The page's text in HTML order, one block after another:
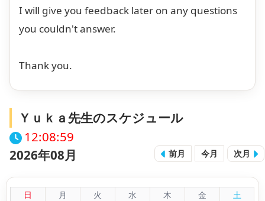
I will give you feedback later on any questions
you couldn't answer.
Thank you.
Ｙｕｋａ先生のスケジュール
12:09:00
2026年08月
前月 今月 次月
日 月 火 水 木 金 土